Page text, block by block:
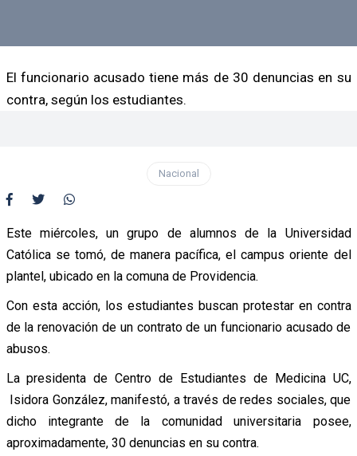
El funcionario acusado tiene más de 30 denuncias en su
contra, según los estudiantes.
Nacional
Este miércoles, un grupo de alumnos de la Universidad
Católica se tomó, de manera pacífica, el campus oriente del
plantel, ubicado en la comuna de Providencia.
Con esta acción, los estudiantes buscan protestar en contra
de la renovación de un contrato de un funcionario acusado de
abusos.
La presidenta de Centro de Estudiantes de Medicina UC,
Isidora González, manifestó, a través de redes sociales, que
dicho integrante de la comunidad universitaria posee,
aproximadamente, 30 denuncias en su contra.